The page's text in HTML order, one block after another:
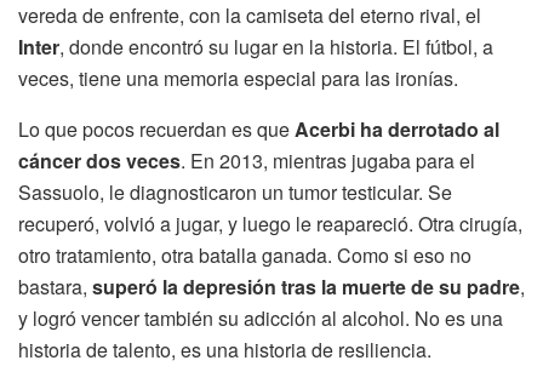
vereda de enfrente, con la camiseta del eterno rival, el
Inter, donde encontró su lugar en la historia. El fútbol, a
veces, tiene una memoria especial para las ironías.
Lo que pocos recuerdan es queAcerbi ha derrotado al
cáncer dos veces. En 2013, mientras jugaba para el
Sassuolo, le diagnosticaron un tumor testicular. Se
recuperó, volvió a jugar, y luego le reapareció. Otra cirugía,
otro tratamiento, otra batalla ganada. Como si eso no
bastara, superó la depresión tras la muerte de su padre,
y logró vencer también su adicción al alcohol. No es una
historia de talento, es una historia de resiliencia.